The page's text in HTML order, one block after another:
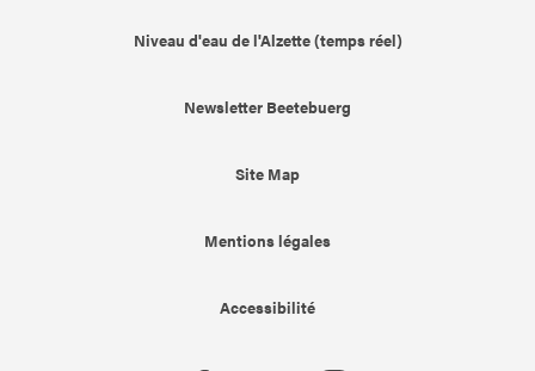
Niveau d'eau de l'Alzette (temps réel)
Newsletter Beetebuerg
Site Map
Mentions légales
Accessibilité